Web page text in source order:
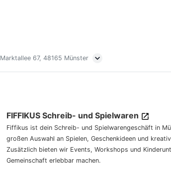
Marktallee 67, 48165 Münster
FIFFIKUS Schreib- und Spielwaren
Fiffikus ist dein Schreib- und Spielwarengeschäft in
großen Auswahl an Spielen, Geschenkideen und
Zusätzlich bieten wir Events, Workshops und
Gemeinschaft erlebbar machen.